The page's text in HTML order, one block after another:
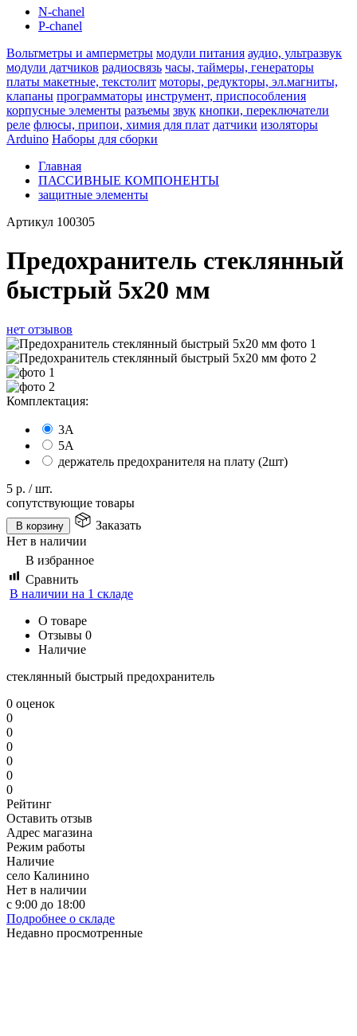
N-chanel
P-chanel
Вольтметры и амперметры модули питания аудио, ультразвук
модули датчиков радиосвязь часы, таймеры, генераторы
платы макетные, текстолит моторы, редукторы, эл.магниты,
клапаны программаторы инструмент, приспособления
корпусные элементы разъемы звук кнопки, переключатели
реле флюсы, припои, химия для плат датчики изоляторы
Arduino Наборы для сборки
Главная
ПАССИВНЫЕ КОМПОНЕНТЫ
защитные элементы
Артикул 100305
Предохранитель стеклянный
быстрый 5x20 мм
нет отзывов
Комплектация:
3А
5А
держатель предохранителя на плату (2шт)
5 р. /шт.
сопутствующие товары
В корзину
Заказать
Нет в наличии
В избранное
Сравнить
В наличии на 1 складе
О товаре
Отзывы 0
Наличие
стеклянный быстрый предохранитель
0 оценок
0
0
0
0
0
0
Рейтинг
Оставить отзыв
Адрес магазина
Режим работы
Наличие
село Калинино
Нет в наличии
с 9:00 до 18:00
Подробнее о складе
Недавно просмотренные